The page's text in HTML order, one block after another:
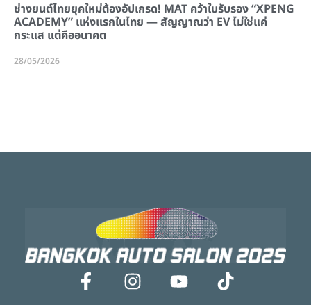
ช่างยนต์ไทยยุคใหม่ต้องอัปเกรด! MAT คว้าใบรับรอง “XPENG
ACADEMY” แห่งแรกในไทย — สัญญาณว่า EV ไม่ใช่แค่
กระแส แต่คืออนาคต
28/05/2026